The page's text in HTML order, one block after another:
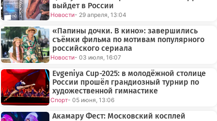
выйдет в России
Новости- 29 апреля, 13:04
«Папины дочки. В кино»: завершились
съёмки фильма по мотивам популярного
российского сериала
Новости- 03 июля, 16:07
Evgeniya Cup-2025: в молодёжной столице
России прошёл грандиозный турнир по
художественной гимнастике
Спорт- 05 июня, 13:06
Акамару Фест: Московский косплей